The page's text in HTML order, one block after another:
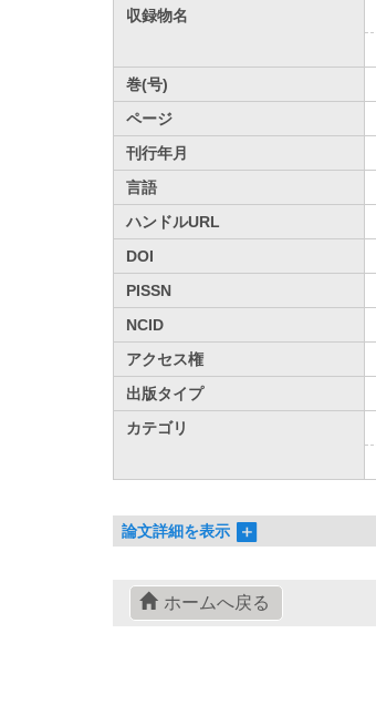
収録物名
巻(号)
ページ
刊行年月
言語
ハンドルURL
DOI
PISSN
NCID
アクセス権
出版タイプ
カテゴリ
論文詳細を表示
ホームへ戻る